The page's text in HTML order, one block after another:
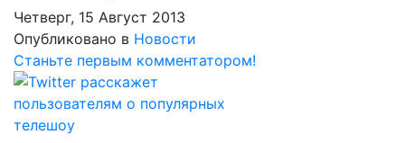
Четверг, 15 Август 2013
Опубликовано в Новости
Станьте первым комментатором!